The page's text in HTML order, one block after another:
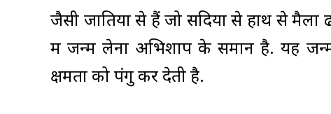
जैसी जातियों से हैं जो सदियों से हाथ से
में जन्म लेना अभिशाप के समान है. यह
क्षमता को पंगु कर देती है.